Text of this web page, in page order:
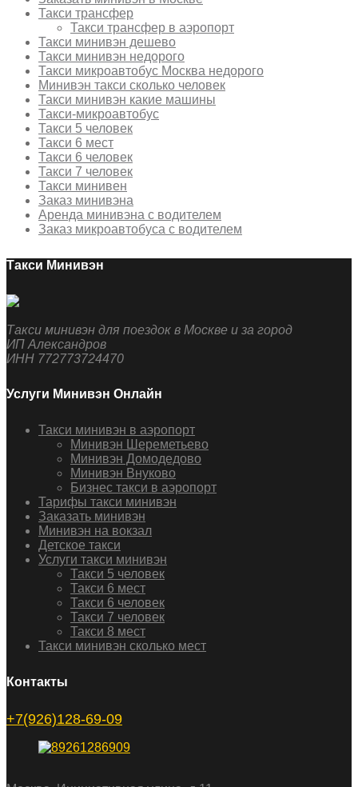
Такси трансфер
Такси трансфер в аэропорт
Такси минивэн дешево
Такси минивэн недорого
Такси микроавтобус Москва недорого
Минивэн такси сколько человек
Такси минивэн какие машины
Такси-микроавтобус
Такси 5 человек
Такси 6 мест
Такси 6 человек
Такси 7 человек
Такси минивен
Заказ минивэна
Аренда минивэна с водителем
Заказ микроавтобуса с водителем
Такси Минивэн
Такси минивэн для поездок в Москве и за город
ИП Александров
ИНН 772773724470
Услуги Минивэн Онлайн
Такси минивэн в аэропорт
Минивэн Шереметьево
Минивэн Домодедово
Минивэн Внуково
Бизнес такси в аэропорт
Тарифы такси минивэн
Заказать минивэн
Минивэн на вокзал
Детское такси
Услуги такси минивэн
Такси 5 человек
Такси 6 мест
Такси 6 человек
Такси 7 человек
Такси 8 мест
Такси минивэн сколько мест
Контакты
+7(926)128-69-09